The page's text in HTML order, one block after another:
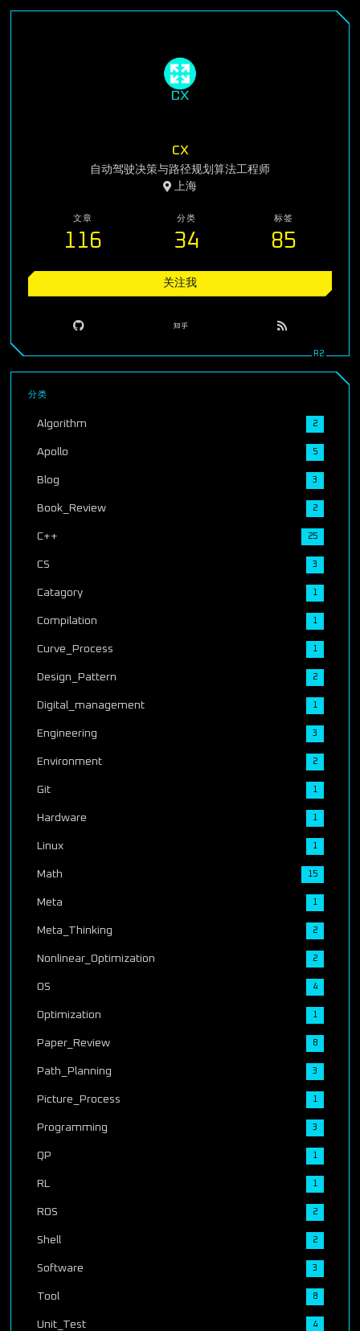
cx
自动驾驶决策与路径规划算法工程师
上海
文章
116
分类
34
标签
85
关注我
分类
Algorithm 2
Apollo 5
Blog 3
Book_Review 2
C++ 25
CS 3
Catagory
Compilation
Curve_Process
Design_Pattern 2
Digital_management
Engineering 3
Environment 2
Git
Hardware
Linux
Math 15
Meta
Meta_Thinking 2
Nonlinear_Optimization 2
OS 4
Optimization
Paper_Review 8
Path_Planning 3
Picture_Process
Programming 3
QP
RL
ROS 2
Shell 2
Software 3
Tool 8
Unit_Test 4